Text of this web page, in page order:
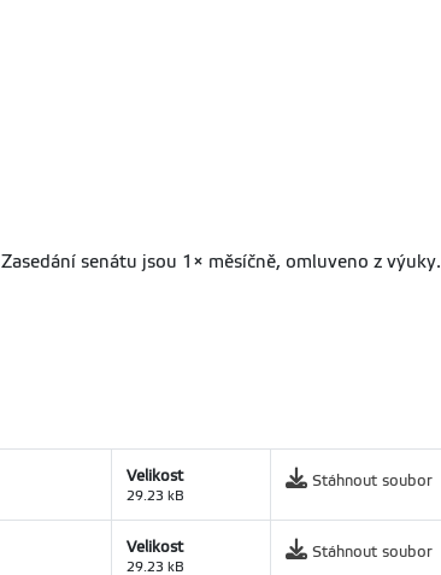
senátu jsou 1× měsíčně, omluveno z výuky.
Velikost
29.23 kB
Stáhnout soubor
Velikost
29.23 kB
Stáhnout soubor